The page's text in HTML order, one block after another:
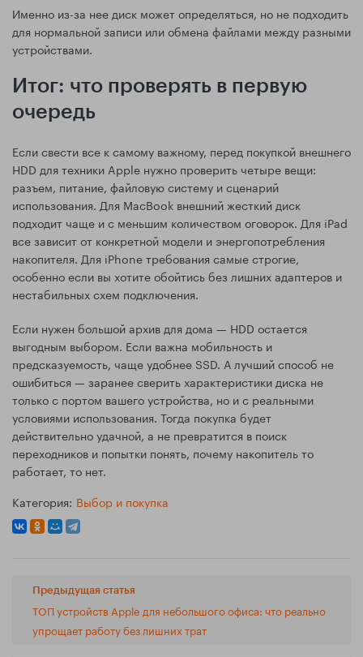
Именно из-за нее диск может определяться, но не подходить
для нормальной записи или обмена файлами между разными
устройствами.
Итог: что проверять в первую
очередь
Если свести все к самому важному, перед покупкой внешнего
HDD для техники Apple нужно проверить четыре вещи:
разъем, питание, файловую систему и сценарий
использования. Для MacBook внешний жесткий диск
подходит чаще и с меньшим количеством оговорок. Для iPad
все зависит от конкретной модели и энергопотребления
накопителя. Для iPhone требования самые строгие,
особенно если вы хотите обойтись без лишних адаптеров и
нестабильных схем подключения.
Если нужен большой архив для дома — HDD остается
выгодным выбором. Если важна мобильность и
предсказуемость, чаще удобнее SSD. А лучший способ не
ошибиться — заранее сверить характеристики диска не
только с портом вашего устройства, но и с реальными
условиями использования. Тогда покупка будет
действительно удачной, а не превратится в поиск
переходников и попытки понять, почему накопитель то
работает, то нет.
Категория: Выбор и покупка
Предыдущая статья
ТОП устройств Apple для небольшого офиса: что реально
упрощает работу без лишних трат